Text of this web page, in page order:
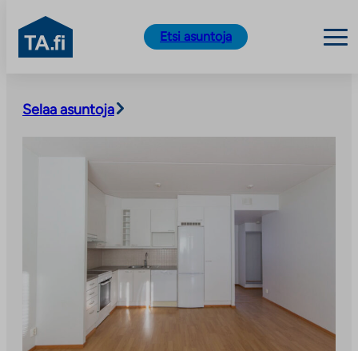
sisältöön
TA.fi
Etsi asuntoja
Selaa asuntoja